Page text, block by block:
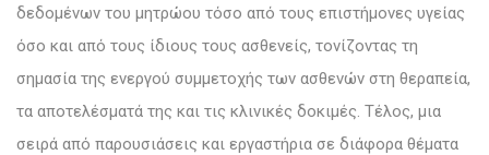
δεδομένων του μητρώου τόσο από τους επιστήμονες υγείας
όσο και από τους ίδιους τους ασθενείς, τονίζοντας τη
σημασία της ενεργού συμμετοχής των ασθενών στη θεραπεία,
τα αποτελέσματά της και τις κλινικές δοκιμές. Τέλος, μια
σειρά από παρουσιάσεις και εργαστήρια σε διάφορα θέματα